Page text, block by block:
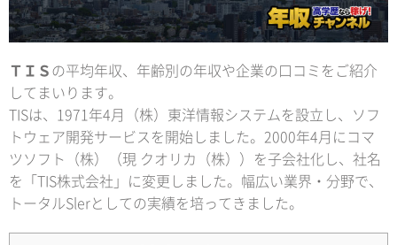
ＴＩＳ の平均年収、年齢別の年収や企業の口コミをご紹介
してまいります。
TISは、1971年4月（株）東洋情報システムを設立し、ソフ
トウェア開発サービスを開始しました。2000年4月にコマ
ツソフト（株）（現 クオリカ（株））を子会社化し、社名
を「TIS株式会社」に変更しました。幅広い業界・分野で、
トータルSlerとしての実績を培ってきました。